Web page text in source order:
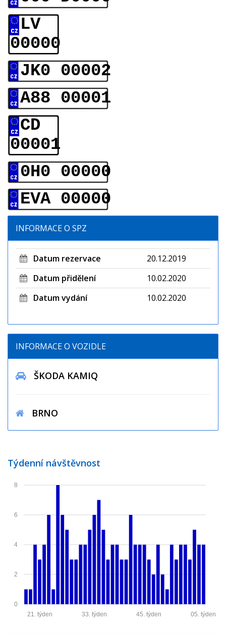
LV
00000
JK0 00002
A88 00001
CD
00001
0H0 00000
EVA 00000
INFORMACE O SPZ
Datum rezervace
20.12.2019
Datum přidělení
10.02.2020
Datum vydání
10.02.2020
INFORMACE O VOZIDLE
ŠKODA KAMIQ
BRNO
Týdenní návštěvnost
0
2
4
6
8
05. týden
45. týden
33. týden
21. týden